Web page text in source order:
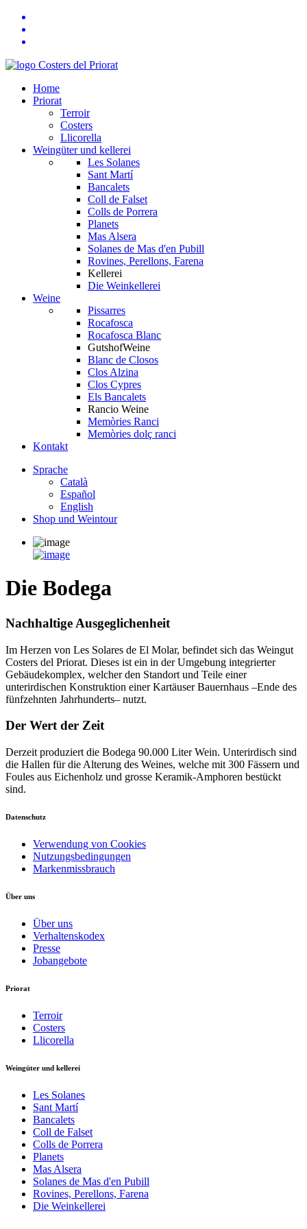
Home
Priorat
Terroir
Costers
Llicorella
Weingüter und kellerei
Les Solanes
Sant Martí
Bancalets
Coll de Falset
Colls de Porrera
Planets
Mas Alsera
Solanes de Mas d'en Pubill
Rovines, Perellons, Farena
Kellerei
Die Weinkellerei
Weine
Pissarres
Rocafosca
Rocafosca Blanc
GutshofWeine
Blanc de Closos
Clos Alzina
Clos Cypres
Els Bancalets
Rancio Weine
Memòries Ranci
Memòries dolç ranci
Kontakt
Sprache
Català
Español
English
Shop und Weintour
Die Bodega
Nachhaltige Ausgeglichenheit
Im Herzen von Les Solares de El Molar, befindet sich das Weingut
Costers del Priorat. Dieses ist ein in der Umgebung integrierter
Gebäudekomplex, welcher den Standort und Teile einer
unterirdischen Konstruktion einer Kartäuser Bauernhaus –Ende des
fünfzehnten Jahrhunderts– nutzt.
Der Wert der Zeit
Derzeit produziert die Bodega 90.000 Liter Wein. Unterirdisch sind
die Hallen für die Alterung des Weines, welche mit 300 Fässern und
Foules aus Eichenholz und grosse Keramik-Amphoren bestückt
sind.
Datenschutz
Verwendung von Cookies
Nutzungsbedingungen
Markenmissbrauch
Über uns
Über uns
Verhaltenskodex
Presse
Jobangebote
Priorat
Terroir
Costers
Llicorella
Weingüter und kellerei
Les Solanes
Sant Martí
Bancalets
Coll de Falset
Colls de Porrera
Planets
Mas Alsera
Solanes de Mas d'en Pubill
Rovines, Perellons, Farena
Die Weinkellerei